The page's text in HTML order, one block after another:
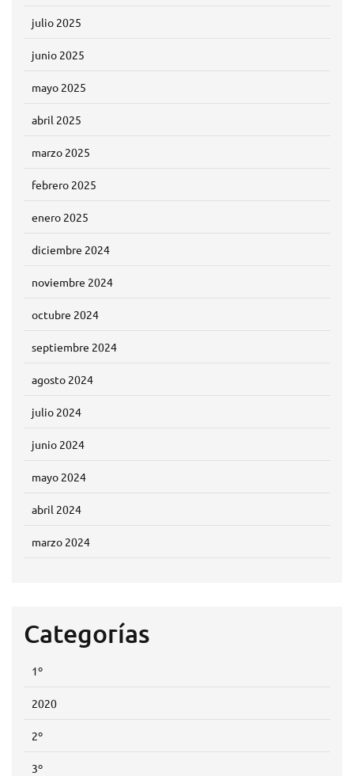
julio 2025
junio 2025
mayo 2025
abril 2025
marzo 2025
febrero 2025
enero 2025
diciembre 2024
noviembre 2024
octubre 2024
septiembre 2024
agosto 2024
julio 2024
junio 2024
mayo 2024
abril 2024
marzo 2024
Categorías
1º
2020
2º
3º